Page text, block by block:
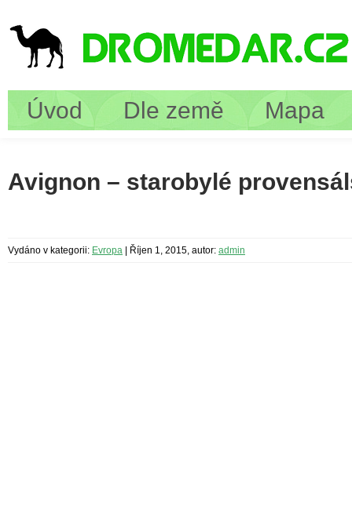
Úvod Dle země Mapa
Avignon – starobylé
Vydáno v kategorii: Evropa Říjen 1, 2015, autor: admin